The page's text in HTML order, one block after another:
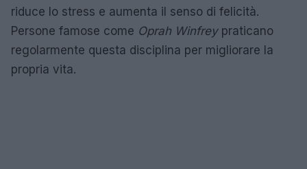
riduce lo stress e aumenta il senso di felicità.
Persone famose come Oprah Winfreypraticano
regolarmente questa disciplina per migliorare la
propria vita.